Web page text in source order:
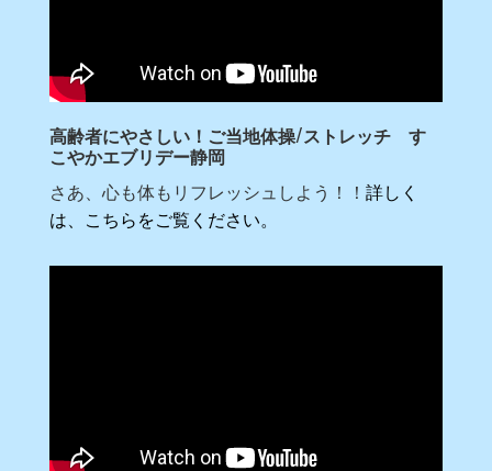
高齢者にやさしい！ご当地体操/ストレッチ す
こやかエブリデー静岡
さあ、心も体もリフレッシュしよう！！ 詳しく
は、こちらをご覧ください。